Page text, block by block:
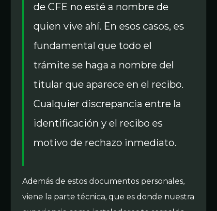
de CFE no esté a nombre de
quien vive ahí. En esos casos, es
fundamental que todo el
trámite se haga a nombre del
titular que aparece en el recibo.
Cualquier discrepancia entre la
identificación y el recibo es
motivo de rechazo inmediato.
Además de estos documentos personales,
viene la parte técnica, que es donde nuestra